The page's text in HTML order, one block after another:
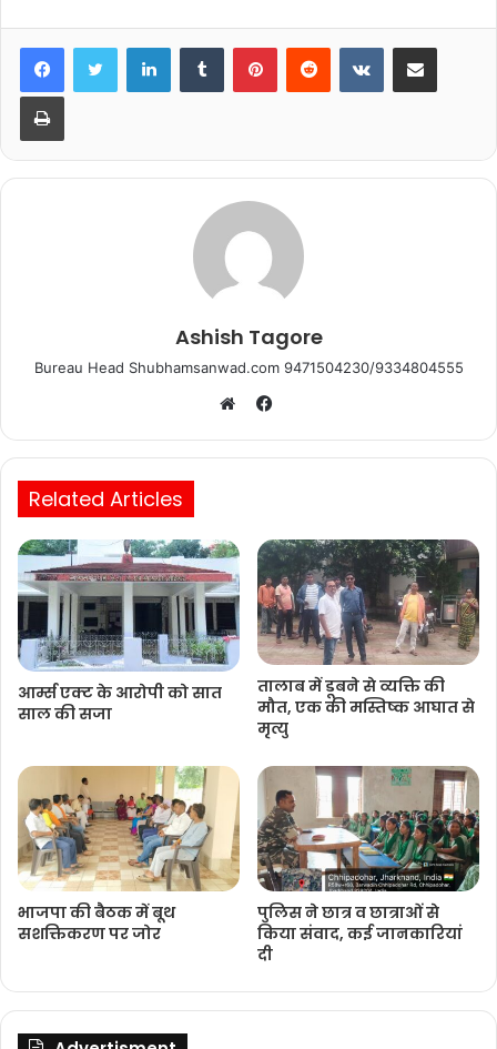
c
e
b
o
o
itt
er
at
s
A
p
ai
l
ar
e
LinkedInTumblr PinterestReddit VKontakteShare via Email
Print
Ashish Tagore
Bureau Head Shubhamsanwad.com 9471504230/9334804555
Facebook
Related Articles
आर्म्स एक्ट के आरोपी को सात
साल की सजा
तालाब में डूबने से व्यक्ति की
मौत, एक की मस्तिष्क आघात से
मृत्यु
भाजपा की बैठक में बूथ
सशक्तिकरण पर जोर
पुलिस ने छात्र व छात्राओं से
किया संवाद, कई जानकारियां
दी